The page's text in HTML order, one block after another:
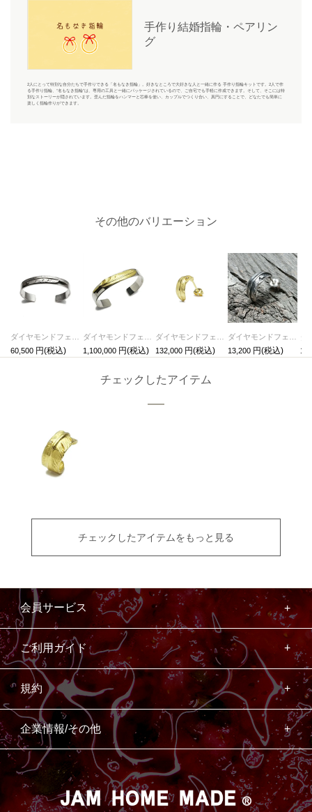
手作り結婚指輪・ペアリン
グ
2人にとって特別な自分たちで手作りできる「名もなき指輪」。好きなところで大好きな人と一緒に作る 手作り指輪キットです。2人で作
る手作り指輪、“名もなき指輪”は、専用の工具と一緒にパッケージされているので、ご自宅でも手軽に作成できます。そして、そこには特
別なストーリーが隠されています。歪んだ指輪をハンマーと芯棒を使い、カップルでつくり合い、真円にすることで、どなたでも簡単に
楽しく指輪作りができます。
その他のバリエーション
60,500
1,100,000
132,000
13,200
チェックしたアイテム
チェックしたアイテムをもっと見る
会員サービス
ご利用ガイド
規約
企業情報/その他